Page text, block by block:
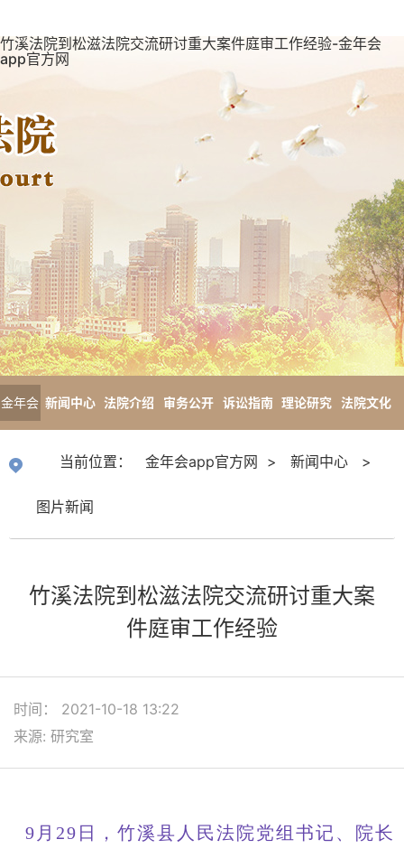
竹溪法院到松滋法院交流研讨重大案件庭审工作经验-金年会
app官方网
金年会
方网
新闻中心 法院介绍 审务公开 诉讼指南 理论研究 法院文化
当前位置： 金年会app官方网 > 新闻中心 >
图片新闻
竹溪法院到松滋法院交流研讨重大案
件庭审工作经验
时间： 2021-10-18 13:22
来源: 研究室
9月29日，竹溪县人民法院党组书记、院长